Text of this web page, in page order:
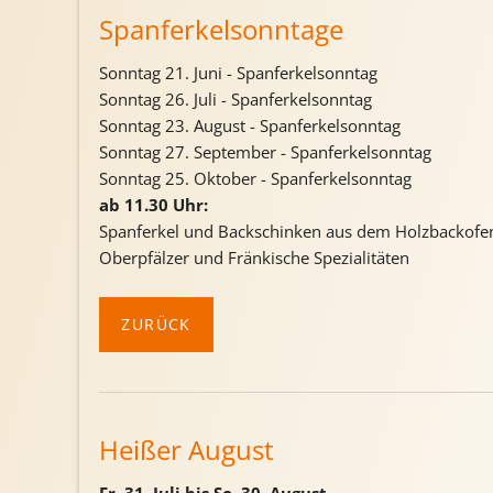
Spanferkelsonntage
Sonntag 21. Juni - Spanferkelsonntag
Sonntag 26. Juli - Spanferkelsonntag
Sonntag 23. August - Spanferkelsonntag
Sonntag 27. September - Spanferkelsonntag
Sonntag 25. Oktober - Spanferkelsonntag
ab 11.30 Uhr:
Spanferkel und Backschinken aus dem
Oberpfälzer und Fränkische Spezialitäten
ZURÜCK
Heißer August